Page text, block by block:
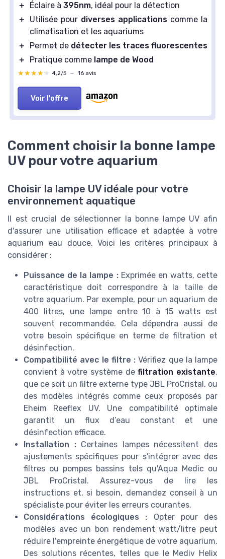
＋
Éclaire à 395nm, idéal pour la détection
＋
Utilisée pour diverses applications comme la
climatisation et les aquariums
＋
Permet de détecter les traces fluorescentes
＋
Pratique comme lampe de Wood
★★★★★
★★★★★ 4,2/5 — 16 avis
Voir l'offre
Comment choisir la bonne lampe
UV pour votre aquarium
Choisir la lampe UV idéale pour votre
environnement aquatique
Il est crucial de sélectionner la bonne lampe UV afin
d'assurer une utilisation efficace et adaptée à votre
aquarium eau douce. Voici les critères principaux à
considérer :
Puissance de la lampe :Exprimée en watts, cette
caractéristique doit correspondre à la taille de
votre aquarium. Par exemple, pour un aquarium de
400 litres, une lampe entre 10 à 15 watts est
souvent recommandée. Cela dépendra aussi de
votre besoin spécifique en terme de filtration et
désinfection.
Compatibilité avec le filtre : Vérifiez que la lampe
convient à votre système defiltration existante,
que ce soit un filtre externe type JBL ProCristal, ou
des modèles intégrés comme ceux proposés par
Eheim Reeflex UV. Une compatibilité optimale
garantit un flux d’eau constant et une
désinfection efficace.
Installation :Certaines lampes nécessitent des
ajustements spécifiques pour s'intégrer avec des
filtres ou pompes bassins tels qu'Aqua Medic ou
JBL ProCristal. Assurez-vous de lire les
instructions et, si besoin, demandez conseil à un
spécialiste pour éviter les erreurs courantes.
Considérations écologiques : Opter pour des
modèles avec un bon rendement watt/litre peut
réduire l'empreinte énergétique de votre aquarium.
Des solutions récentes, telles que le Mediv Helix